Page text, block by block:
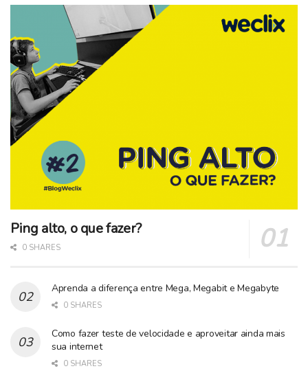
Ping alto, o que fazer?
0 SHARES
Aprenda a diferença entre Mega, Megabit e Megabyte
0 SHARES
Como fazer teste de velocidade e aproveitar ainda mais
sua internet
0 SHARES